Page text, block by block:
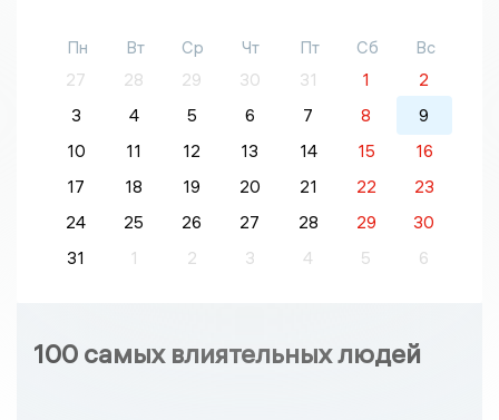
Пн Вт Ср Чт Пт Сб
Вс
27
28 29 30 31 1
2
3
4 5 6 7 8
9
10
11 12 13 14 15
16
17
18 19 20 21 22
23
24
25 26 27 28 29
30
31
1 2 3 4 5 6
100 самых влиятельных людей